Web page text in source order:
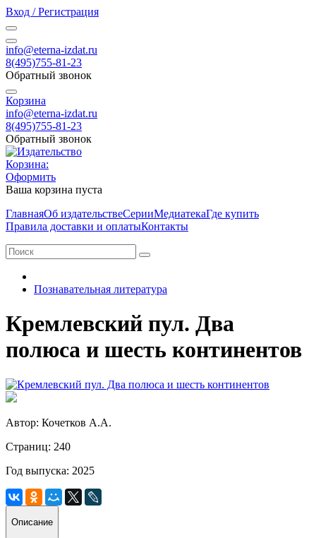
Вход / Регистрация
info@eterna-izdat.ru
8(495)755-81-23
Обратный звонок
Корзина
info@eterna-izdat.ru
8(495)755-81-23
Обратный звонок
Корзина:
Оформить
Ваша корзина пуста
ГлавнаяОб издательствеСерииМедиатекаГде купить
Правила доставки и оплатыКонтакты
Познавательная литература
Кремлевский пул. Два
полюса и шесть континентов
Автор: Кочетков А.А.
Страниц: 240
Год выпуска: 2025
Описание